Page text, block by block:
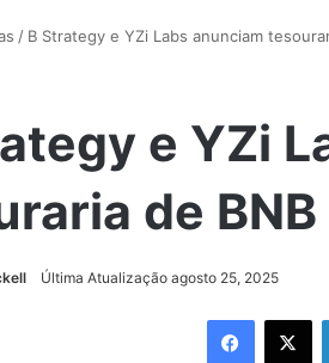
/ B Strategy e YZi Labs anunciam
e YZi
de
Última Atualização agosto 25, 2025
Facebook
X